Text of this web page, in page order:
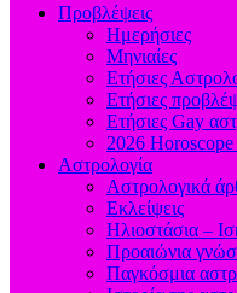
Προβλέψεις
Ημερήσιες
Μηνιαίες
Ετήσιες
Ετήσιες
Ετήσιες Gay
2026
Αστρολογία
Αστρολογικά
Εκλείψεις
Ηλιοστάσια –
Προαιώνια
Παγκόσμια